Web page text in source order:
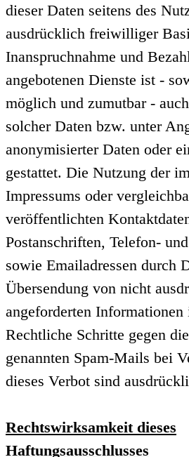
dieser Daten seitens des
ausdrücklich freiwilliger
Inanspruchnahme und
angebotenen Dienste ist -
möglich und zumutbar -
solcher Daten bzw. unter
anonymisierter Daten oder
gestattet. Die Nutzung der
Impressums oder
veröffentlichten
Postanschriften, Telefon-
sowie Emailadressen durch
Übersendung von nicht
angeforderten Informationen
Rechtliche Schritte gegen
genannten Spam-Mails bei
dieses Verbot sind
Rechtswirksamkeit dieses
Haftungsausschlusses